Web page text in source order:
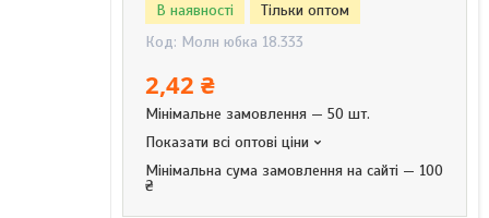
В наявності
Тільки оптом
Код: Молн юбка 18.333
2,42 ₴
Мінімальне замовлення — 50 шт.
Показати всі оптові ціни
Мінімальна сума замовлення на сайті — 100
₴